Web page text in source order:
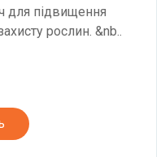
підвищення
рослин. &nb..